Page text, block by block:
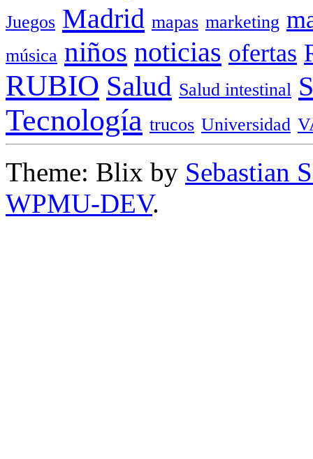
Juegos Madrid mapas marketing
música niños noticias ofertas
RUBIO Salud Salud intestinal
Tecnología trucos Universidad
Theme: Blix by Sebastian
WPMU-DEV.